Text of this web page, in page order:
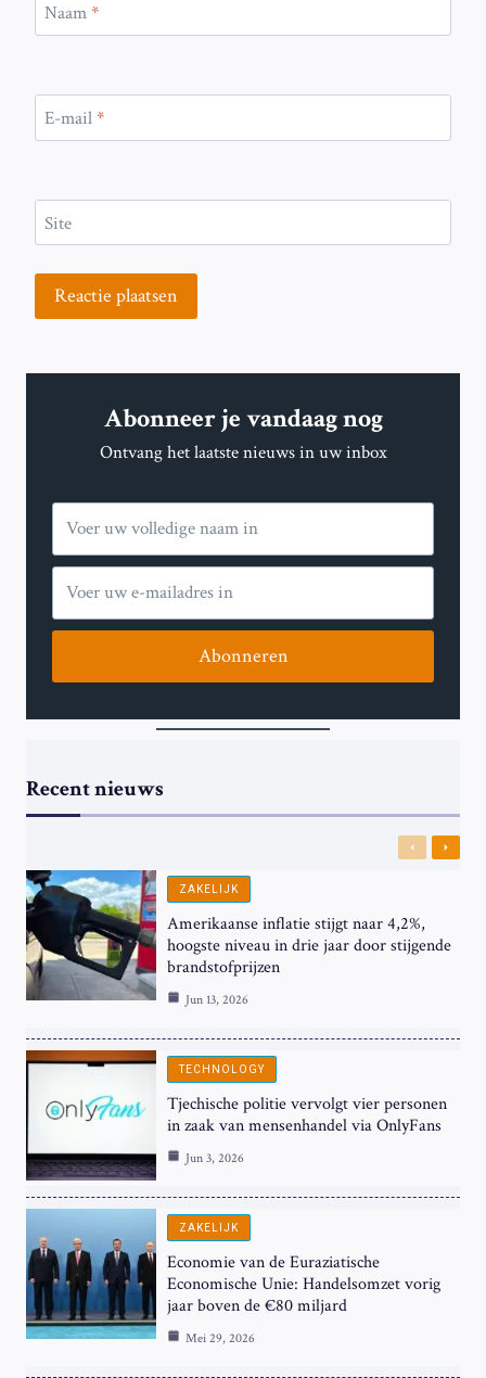
Naam*
E-mail*
Site
Abonneer je vandaag nog
Ontvang het laatste nieuws in uw inbox
Abonneren
Recent nieuws
Previous
Next
ZAKELIJK
Amerikaanse inflatie stijgt naar 4,2%,
hoogste niveau in drie jaar door stijgende
brandstofprijzen
Jun 13, 2026
TECHNOLOGY
Tjechische politie vervolgt vier personen
in zaak van mensenhandel via OnlyFans
Jun 3, 2026
ZAKELIJK
Economie van de Euraziatische
Economische Unie: Handelsomzet vorig
jaar boven de €80 miljard
Mei 29, 2026